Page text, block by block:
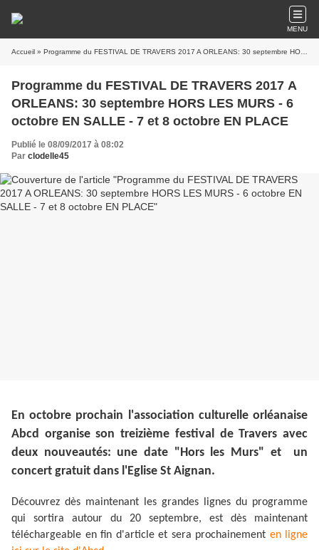
MENU
Accueil » Programme du FESTIVAL DE TRAVERS 2017 A ORLEANS: 30 septembre HORS LES MURS - 6 octobre EN SALLE - 7 et 8 octobre EN PLACE
Programme du FESTIVAL DE TRAVERS 2017 A
ORLEANS: 30 septembre HORS LES MURS - 6
octobre EN SALLE - 7 et 8 octobre EN PLACE
Publié le 08/09/2017 à 08:02
Par clodelle45
En octobre prochain l'association culturelle orléanaise
Abcd organise son treizième festival de Travers avec
deux nouveautés: une date "Hors les Murs" et un
concert gratuit dans l'Eglise St Aignan.
Découvrez dès maintenant les grandes lignes du programme
qui sortira autour du 20 septembre, est dès maintenant
téléchargeable en fin d'article et sera prochainement en ligne